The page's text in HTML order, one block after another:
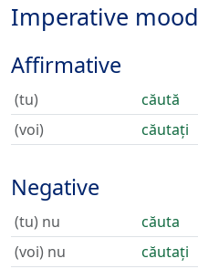
Imperative mood
Affirmative
(tu)
căută
(voi)
căutați
Negative
(tu) nu
căuta
(voi) nu
căutați